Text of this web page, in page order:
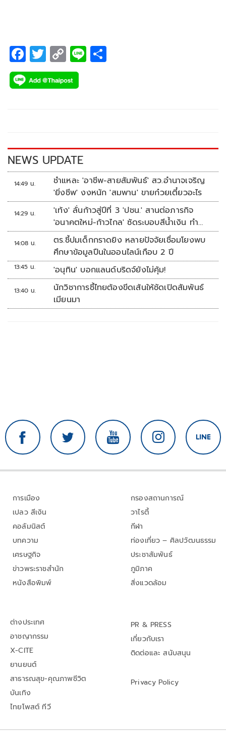
รายการในวันดังกล่าวอีกด้วย
F
ac
e
k
T
wi
tt
C
o
p
k
Li
NEWS UPDATE
14:49 น.
ชำแหละ 'อาชีพ-สายสัมพันธ์' สว.อำนาจเจริญ
'ยิ่งชีพ' งงหนัก 'สมพาน' ขายก๋วยเตี๋ยวอะไร
14:29 น.
'เท้ง' ลั่นก้าวสู่ปีที่ 3 'ปชน.' สานต่อภารกิจ
'อนาคตใหม่-ก้าวไกล' ซัดระบอบสีน้ำเงิน ทำ
หลักนิติรัฐ-นิติธรรมสั่นคลอน
14:08 น.
ตร.ชี้ปมเด็กกราดยิง หลายปัจจัยเชื่อมโยงพบ
ศึกษาข้อมูลปืนในออนไลน์เกือบ 2 ปี
13:45 น. 'อนุทิน' บอกแลนด์บริดจ์ยังไม่คุ้ม!
13:40 น.
นักวิชาการชี้ไทยต้องขีดเส้นให้ชัดเปิดสัมพันธ์
เมียนมา
การเมือง
เปลว สีเงิน
คอลัมนิสต์
บทความ
เศรษฐกิจ
ข่าวพระราชสำนัก
หนังสือพิมพ์
กรองสถานการณ์
วาไรตี้
กีฬา
ท่องเที่ยว – ศิลปวัฒนธรรม
ประชาสัมพันธ์
ภูมิภาค
สิ่งแวดล้อม
ต่างประเทศ
อาชญากรรม
X-CITE
ยานยนต์
สาธารณสุข-คุณภาพชีวิต
บันเทิง
ไทยโพสต์ ทีวี
PR & PRESS
เกี่ยวกับเรา
ติดต่อและ สนับสนุน
Privacy Policy